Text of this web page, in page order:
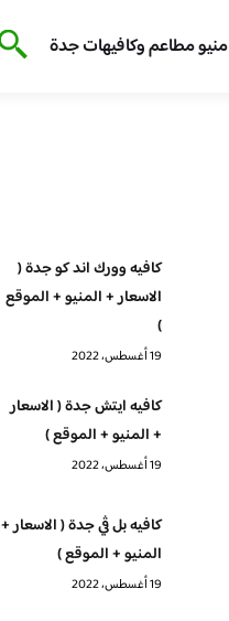
منيو مطاعم وكافيهات جدة
كافيه وورك اند كو جدة (
الاسعار + المنيو + الموقع
)
19 أغسطس، 2022
كافيه ايتش جدة ( الاسعار
+ المنيو + الموقع )
19 أغسطس، 2022
كافيه بل ڤي جدة ( الاسعار +
المنيو + الموقع )
19 أغسطس، 2022